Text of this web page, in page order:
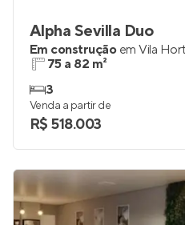
Alpha Sevilla Duo
Em construção em Vila
75 a 82 m²
3
Venda a partir de
R$ 518.003